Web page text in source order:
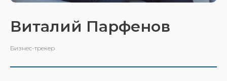
Виталий Парфенов
Бизнес-трекер